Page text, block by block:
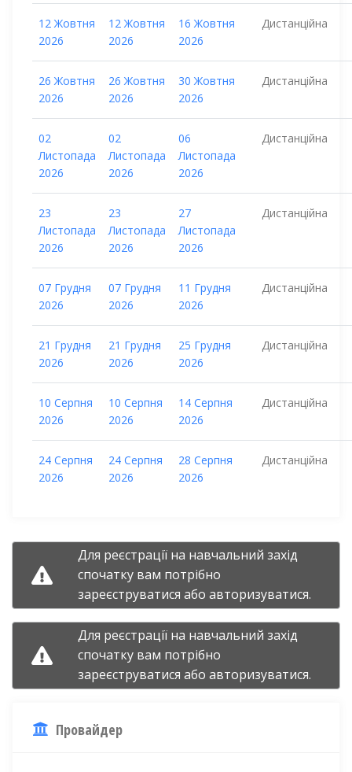
12 Жовтня
2026
12 Жовтня
2026
16 Жовтня
2026
Дистанційна
26 Жовтня
2026
26 Жовтня
2026
30 Жовтня
2026
Дистанційна
02
Листопада
2026
02
Листопада
2026
06
Листопада
2026
Дистанційна
23
Листопада
2026
23
Листопада
2026
27
Листопада
2026
Дистанційна
07 Грудня
2026
07 Грудня
2026
11 Грудня
2026
Дистанційна
21 Грудня
2026
21 Грудня
2026
25 Грудня
2026
Дистанційна
10 Серпня
2026
10 Серпня
2026
14 Серпня
2026
Дистанційна
24 Серпня
2026
24 Серпня
2026
28 Серпня
2026
Дистанційна
Для реєстрації на навчальний захід
спочатку вам потрібно
зареєструватися або авторизуватися.
Для реєстрації на навчальний захід
спочатку вам потрібно
зареєструватися або авторизуватися.
Провайдер